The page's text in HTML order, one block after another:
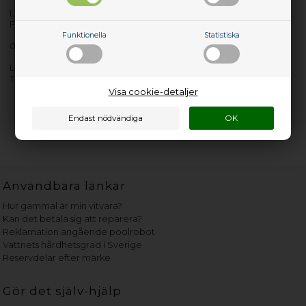
Funktionella Statistiska
Visa cookie-detaljer
Lev. nr.: 01YP489
FLSRXKBBKDK
01YP489, Keyboard, Danish,
Lenovo FLSRXKBBKDK 01YP489, Keyboard, Danish, Lenovo,
Thinkpad T480s/E480/L480
Användbara länkar
Hur gammal är min vitvara?
Kan det betala sig att reparera?
Reklamation angående poolrobot
Vattnets hårdhetsgrad i Sverige
Reservdelar efter märke
Gör det själv-hjälp